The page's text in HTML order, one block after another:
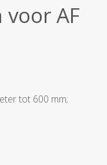
AF
tot 600 mm;